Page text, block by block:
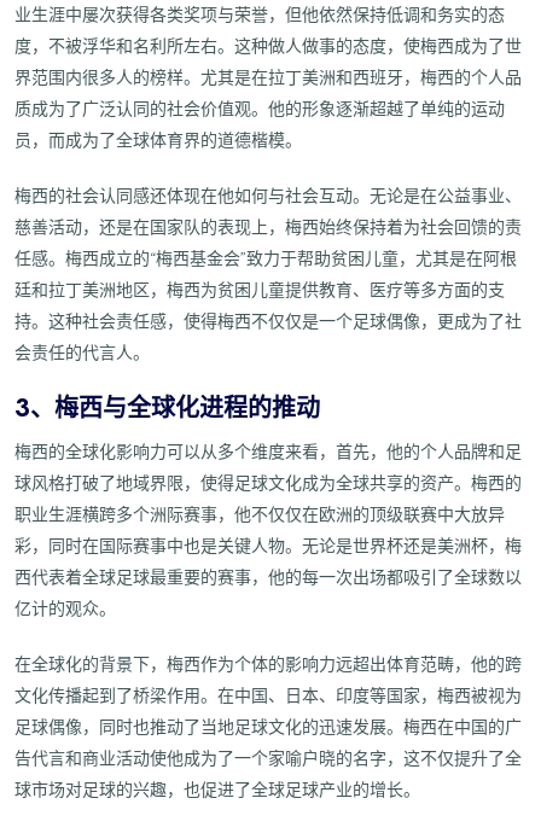
业生涯中屡次获得各类奖项与荣誉，但他依然保持低调和务实的态
度，不被浮华和名利所左右。这种做人做事的态度，使梅西成为了世
界范围内很多人的榜样。尤其是在拉丁美洲和西班牙，梅西的个人品
质成为了广泛认同的社会价值观。他的形象逐渐超越了单纯的运动
员，而成为了全球体育界的道德楷模。
梅西的社会认同感还体现在他如何与社会互动。无论是在公益事业、
慈善活动，还是在国家队的表现上，梅西始终保持着为社会回馈的责
任感。梅西成立的“梅西基金会”致力于帮助贫困儿童，尤其是在阿根
廷和拉丁美洲地区，梅西为贫困儿童提供教育、医疗等多方面的支
持。这种社会责任感，使得梅西不仅仅是一个足球偶像，更成为了社
会责任的代言人。
3、梅西与全球化进程的推动
梅西的全球化影响力可以从多个维度来看，首先，他的个人品牌和足
球风格打破了地域界限，使得足球文化成为全球共享的资产。梅西的
职业生涯横跨多个洲际赛事，他不仅仅在欧洲的顶级联赛中大放异
彩，同时在国际赛事中也是关键人物。无论是世界杯还是美洲杯，梅
西代表着全球足球最重要的赛事，他的每一次出场都吸引了全球数以
亿计的观众。
在全球化的背景下，梅西作为个体的影响力远超出体育范畴，他的跨
文化传播起到了桥梁作用。在中国、日本、印度等国家，梅西被视为
足球偶像，同时也推动了当地足球文化的迅速发展。梅西在中国的广
告代言和商业活动使他成为了一个家喻户晓的名字，这不仅提升了全
球市场对足球的兴趣，也促进了全球足球产业的增长。